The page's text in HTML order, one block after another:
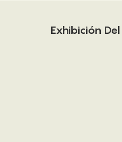
Exhibición